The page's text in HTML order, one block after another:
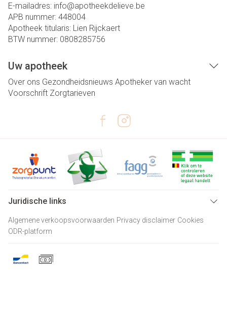
E-mailadres: info@apotheekdelieve.be
APB nummer: 448004
Apotheek titularis: Lien Rijckaert
BTW nummer: 0808285756
Uw apotheek
Over ons Gezondheidsnieuws Apotheker van wacht
Voorschrift Zorgtarieven
Juridische links
Algemene verkoopsvoorwaarden Privacy disclaimer Cookies
ODR-platform